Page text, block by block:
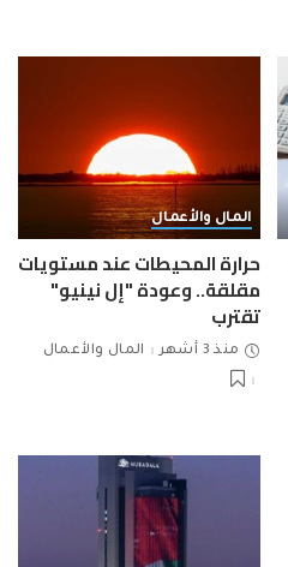
المال والأعمال
حرارة المحيطات عند مستويات
مقلقة.. وعودة "إل نينيو"
تقترب
منذ 3 أشهر المال والأعمال